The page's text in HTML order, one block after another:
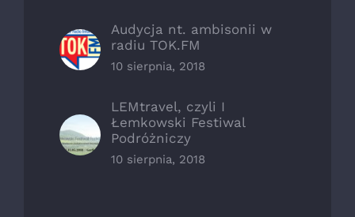
Audycja nt. ambisonii w
radiu TOK.FM
10 sierpnia, 2018
LEMtravel, czyli I
Łemkowski Festiwal
Podróżniczy
10 sierpnia, 2018